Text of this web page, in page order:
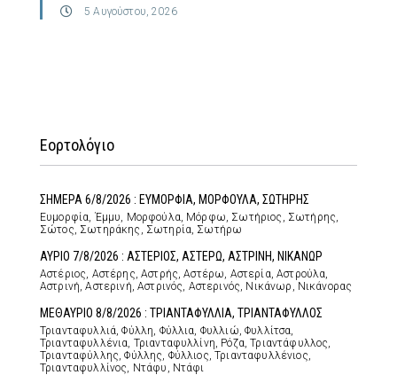
5 Αυγούστου, 2026
Εορτολόγιο
ΣΗΜΕΡΑ 6/8/2026 : ΕΥΜΟΡΦΙΑ, ΜΟΡΦΟΥΛΑ, ΣΩΤΗΡΗΣ
Ευμορφία, Έμμυ, Μορφούλα, Μόρφω, Σωτήριος, Σωτήρης,
Σώτος, Σωτηράκης, Σωτηρία, Σωτήρω
ΑΥΡΙΟ 7/8/2026 : ΑΣΤΕΡΙΟΣ, ΑΣΤΕΡΩ, ΑΣΤΡΙΝΗ, ΝΙΚΑΝΩΡ
Αστέριος, Αστέρης, Αστρής, Αστέρω, Αστερία, Αστρούλα,
Αστρινή, Αστερινή, Αστρινός, Αστερινός, Νικάνωρ, Νικάνορας
ΜΕΘΑΥΡΙΟ 8/8/2026 : ΤΡΙΑΝΤΑΦΥΛΛΙΑ, ΤΡΙΑΝΤΑΦΥΛΛΟΣ
Τριανταφυλλιά, Φύλλη, Φύλλια, Φυλλιώ, Φυλλίτσα,
Τριανταφυλλένια, Τριανταφυλλίνη, Ρόζα, Τριαντάφυλλος,
Τριανταφύλλης, Φύλλης, Φύλλιος, Τριανταφυλλένιος,
Τριανταφυλλίνος, Ντάφυ, Ντάφι